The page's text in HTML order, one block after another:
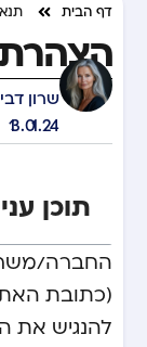
דף הבית
הצהרת
שרון
13.01.24
תוכן
החברה/
(כתובת
להנגיש את